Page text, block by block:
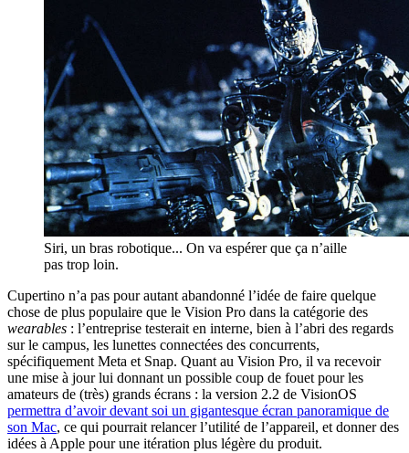
Siri, un bras robotique... On va espérer que ça n’aille
pas trop loin.
Cupertino n’a pas pour autant abandonné l’idée de faire quelque
chose de plus populaire que le Vision Pro dans la catégorie des
wearables : l’entreprise testerait en interne, bien à l’abri des regards
sur le campus, les lunettes connectées des concurrents,
spécifiquement Meta et Snap. Quant au Vision Pro, il va recevoir
une mise à jour lui donnant un possible coup de fouet pour les
amateurs de (très) grands écrans : la version 2.2 de VisionOS
permettra d’avoir devant soi un gigantesque écran panoramique de
son Mac, ce qui pourrait relancer l’utilité de l’appareil, et donner des
idées à Apple pour une itération plus légère du produit.